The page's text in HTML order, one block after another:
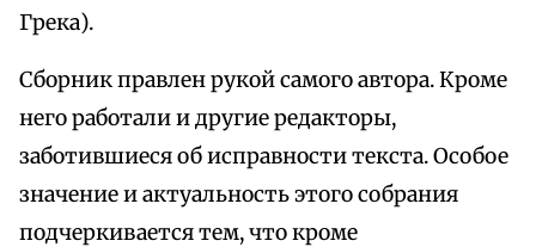
Грека).
Сборник правлен рукой самого автора. Кроме
него работали и другие редакторы,
заботившиеся об исправности текста. Особое
значение и актуальность этого собрания
подчеркивается тем, что кроме